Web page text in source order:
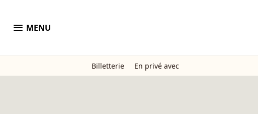
menu MENU
Billetterie En privé avec